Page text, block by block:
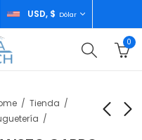
USD, $ Dólar
0
Tienda